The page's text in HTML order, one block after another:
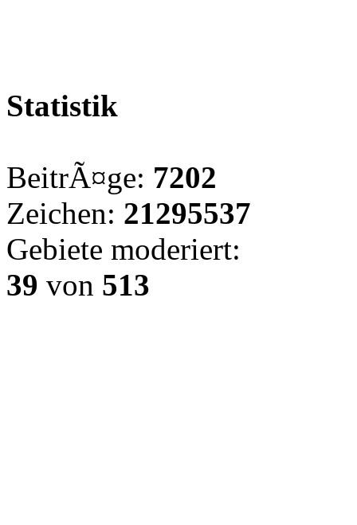
Statistik
BeitrÃ¤ge: 7202
Zeichen: 21295537
Gebiete moderiert:
39 von 513